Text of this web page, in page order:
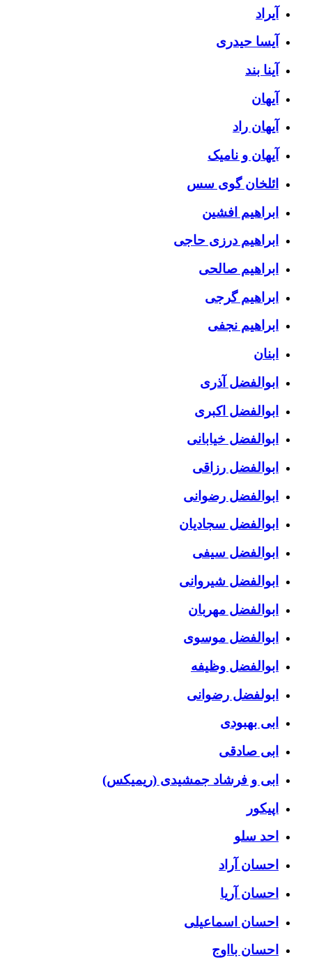
آیراد
آیسا حیدری
آینا بند
آیهان
آیهان راد
آیهان و نامیک
ائلخان گوی سس
ابراهیم افشین
ابراهیم درزی حاجی
ابراهیم صالحی
ابراهیم گرجی
ابراهیم نجفی
ابنان
ابوالفضل آذری
ابوالفضل اکبری
ابوالفضل خیابانی
ابوالفضل رزاقی
ابوالفضل رضوانی
ابوالفضل سجادیان
ابوالفضل سیفی
ابوالفضل شیروانی
ابوالفضل مهربان
ابوالفضل موسوی
ابوالفضل وظیفه
ابولفضل رضوانی
ابی بهبودی
ابی صادقی
ابی و فرشاد جمشیدی (ریمیکس)
اپیکور
احد سلو
احسان آراد
احسان آریا
احسان اسماعیلی
احسان بااوج